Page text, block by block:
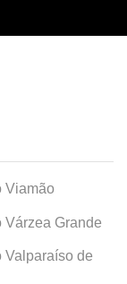
Viamão
Várzea Grande
Valparaíso de